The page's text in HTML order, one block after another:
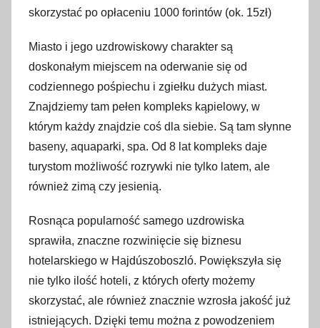
skorzystać po opłaceniu 1000 forintów (ok. 15zł)
Miasto i jego uzdrowiskowy charakter są
doskonałym miejscem na oderwanie się od
codziennego pośpiechu i zgiełku dużych miast.
Znajdziemy tam pełen kompleks kąpielowy, w
którym każdy znajdzie coś dla siebie. Są tam słynne
baseny, aquaparki, spa. Od 8 lat kompleks daje
turystom możliwość rozrywki nie tylko latem, ale
również zimą czy jesienią.
Rosnąca popularność samego uzdrowiska
sprawiła, znaczne rozwinięcie się biznesu
hotelarskiego w Hajdúszoboszló. Powiększyła się
nie tylko ilość hoteli, z których oferty możemy
skorzystać, ale również znacznie wzrosła jakość już
istniejących. Dzięki temu można z powodzeniem